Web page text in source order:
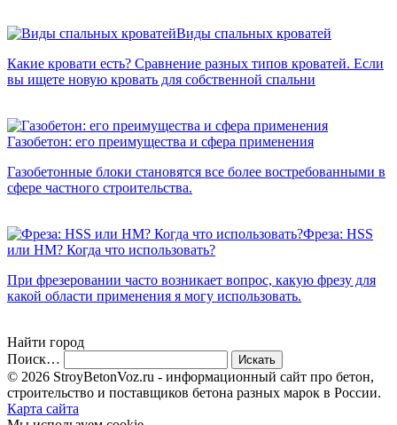
Виды спальных кроватей
Какие кровати есть? Сравнение разных типов кроватей. Если
вы ищете новую кровать для собственной спальни
Газобетон: его преимущества и сфера применения
Газобетонные блоки становятся все более востребованными в
сфере частного строительства.
Фреза: HSS
или HM? Когда что использoвать?
При фрезеровании часто возникает вопрос, какую фрезу для
какой области применения я могу использовать.
Найти город
Поиск…
© 2026 StroyBetonVoz.ru - информационный сайт про бетон,
строительство и поставщиков бетона разных марок в России.
Карта сайта